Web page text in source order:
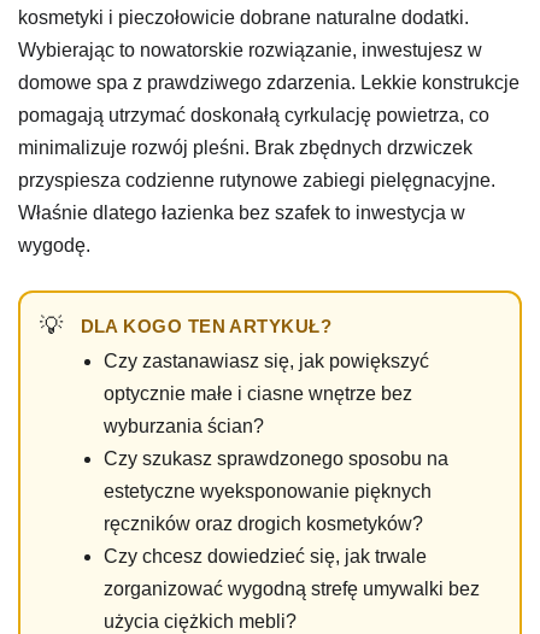
kosmetyki i pieczołowicie dobrane naturalne dodatki.
Wybierając to nowatorskie rozwiązanie, inwestujesz w
domowe spa z prawdziwego zdarzenia. Lekkie konstrukcje
pomagają utrzymać doskonałą cyrkulację powietrza, co
minimalizuje rozwój pleśni. Brak zbędnych drzwiczek
przyspiesza codzienne rutynowe zabiegi pielęgnacyjne.
Właśnie dlatego łazienka bez szafek to inwestycja w
wygodę.
DLA KOGO TEN ARTYKUŁ?
Czy zastanawiasz się, jak powiększyć
optycznie małe i ciasne wnętrze bez
wyburzania ścian?
Czy szukasz sprawdzonego sposobu na
estetyczne wyeksponowanie pięknych
ręczników oraz drogich kosmetyków?
Czy chcesz dowiedzieć się, jak trwale
zorganizować wygodną strefę umywalki bez
użycia ciężkich mebli?